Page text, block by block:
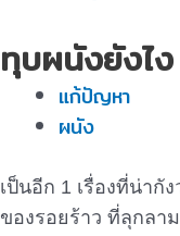
ทุบผนังยังไง
แก้ปัญหา
ผนัง
เป็นอีก 1 เรื่องที่น่ากั
ของรอยร้าว ที่ลุกลา